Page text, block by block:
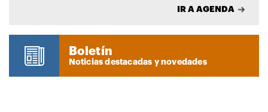
IR A AGENDA
Boletín
Noticias destacadas y novedades